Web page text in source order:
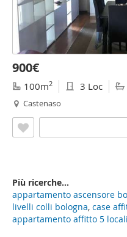
900€
100m2 3 Loc
Castenaso
Più ricerche...
appartamento ascensore
livelli colli bologna, case
appartamento affitto 5